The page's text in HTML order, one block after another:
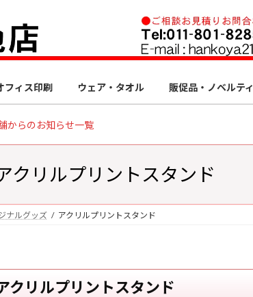
フィス印刷 ウェア・タオル 販促品・ノベルティ
からのお知らせ一覧
クリルプリントスタンド
ナルグッズ アクリルプリントスタンド
クリルプリントスタンド